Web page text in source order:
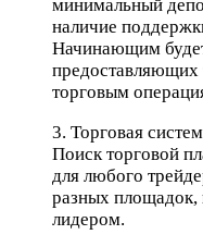
минимальный
наличие
Начинающим
предоставляющих
торговым
3. Торговая
Поиск торговой
для любого
разных площадок,
лидером.